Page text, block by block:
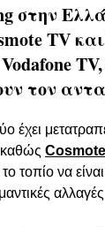
στην
TV
τον
έχει
τοπίο να
αλλαγές